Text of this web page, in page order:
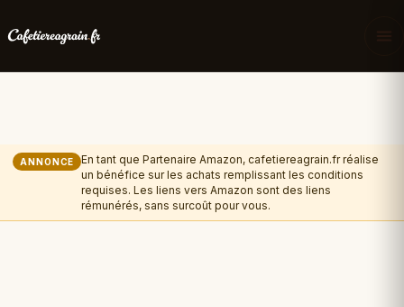
ANNONCE
En tant que Partenaire Amazon, cafetiereagrain.fr réalise
un bénéfice sur les achats remplissant les conditions
requises. Les liens vers Amazon sont des liens
rémunérés, sans surcoût pour vous.